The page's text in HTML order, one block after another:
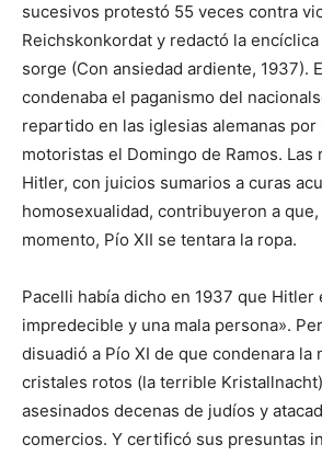
sucesivos protestó 55 veces contra
Reichskonkordat y redactó la
sorge (Con ansiedad ardiente, 1937).
condenaba el paganismo del
repartido en las iglesias alemanas
motoristas el Domingo de Ramos. Las
Hitler, con juicios sumarios a curas
homosexualidad, contribuyeron a
momento, Pío XII se tentara la ropa.
Pacelli había dicho en 1937 que Hitler
impredecible y una mala persona».
disuadió a Pío XI de que condenara la
cristales rotos (la terrible
asesinados decenas de judíos y
comercios. Y certificó sus presuntas